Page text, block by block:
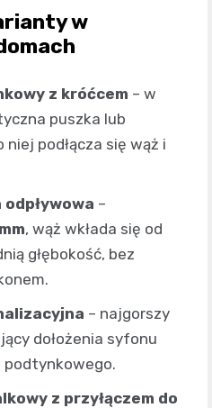
w
z króćcem – w
puszka lub
niej podłącza się wąż i
–
, wąż wkłada się od
głębokość, bez
– najgorszy
dołożenia syfonu
z przyłączem do